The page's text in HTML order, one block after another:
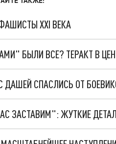
XXI ВЕКА
БЫЛИ ВСЕ? ТЕРАКТ В
ДАШЕЙ СПАСЛИСЬ ОТ